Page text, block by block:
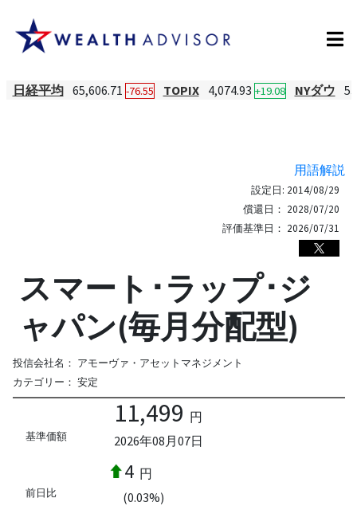
日経平均 65,606.71 -76.55 TOPIX 4,074.93 +19.08 NYダウ
用語解説
設定日: 2014/08/29
償還日： 2028/07/20
評価基準日： 2026/07/31
スマート･ラップ･ジ
ャパン(毎月分配型)
投信会社名： アモーヴァ・アセットマネジメント
カテゴリー： 安定
基準価額
11,499 円
2026年08月07日
前日比
4 円
(0.03%)